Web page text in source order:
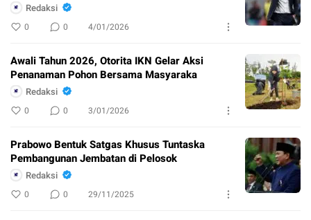
Redaksi
0 0 4/01/2026
Awali Tahun 2026, Otorita IKN Gelar Aksi
Penanaman Pohon Bersama Masyaraka
Redaksi
0 0 3/01/2026
Prabowo Bentuk Satgas Khusus Tuntaska
Pembangunan Jembatan di Pelosok
Redaksi
0 0 29/11/2025